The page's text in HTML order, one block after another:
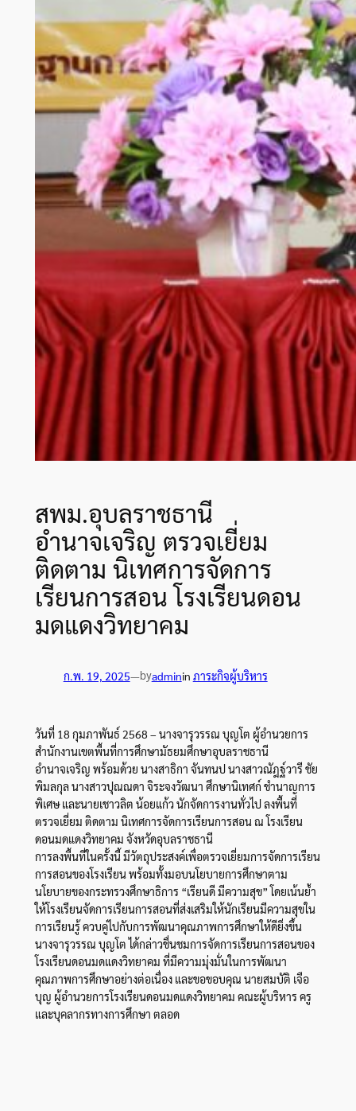
สพม.อุบลราชธานี
อำนาจเจริญ ตรวจเยี่ยม
ติดตาม นิเทศการจัดการ
เรียนการสอน โรงเรียนดอน
มดแดงวิทยาคม
ก.พ. 19, 2025—byadminin ภาระกิจผู้บริหาร
วันที่ 18 กุมภาพันธ์ 2568 – นางจารุวรรณ บุญโต ผู้อำนวยการ
สำนักงานเขตพื้นที่การศึกษามัธยมศึกษาอุบลราชธานี
อำนาจเจริญ พร้อมด้วย นางสาธิกา จันทนป นางสาวณัฎฐ์วารี ชัย
พิมลกุล นางสาวปุณณดา จิระจงวัฒนา ศึกษานิเทศก์ ชำนาญการ
พิเศษ และนายเชาวลิต น้อยแก้ว นักจัดการงานทั่วไป ลงพื้นที่
ตรวจเยี่ยม ติดตาม นิเทศการจัดการเรียนการสอน ณ โรงเรียน
ดอนมดแดงวิทยาคม จังหวัดอุบลราชธานี
การลงพื้นที่ในครั้งนี้ มีวัตถุประสงค์เพื่อตรวจเยี่ยมการจัดการเรียน
การสอนของโรงเรียน พร้อมทั้งมอบนโยบายการศึกษาตาม
นโยบายของกระทรวงศึกษาธิการ “เรียนดี มีความสุข” โดยเน้นย้ำ
ให้โรงเรียนจัดการเรียนการสอนที่ส่งเสริมให้นักเรียนมีความสุขใน
การเรียนรู้ ควบคู่ไปกับการพัฒนาคุณภาพการศึกษาให้ดียิ่งขึ้น
นางจารุวรรณ บุญโต ได้กล่าวชื่นชมการจัดการเรียนการสอนของ
โรงเรียนดอนมดแดงวิทยาคม ที่มีความมุ่งมั่นในการพัฒนา
คุณภาพการศึกษาอย่างต่อเนื่อง และขอขอบคุณ นายสมบัติ เจือ
บุญ ผู้อำนวยการโรงเรียนดอนมดแดงวิทยาคม คณะผู้บริหาร ครู
และบุคลากรทางการศึกษา ตลอด